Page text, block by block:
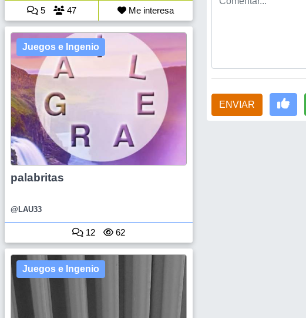
5 47 Me interesa
Juegos e Ingenio
palabritas
@LAU33
12 62
Juegos e Ingenio
ENVIAR